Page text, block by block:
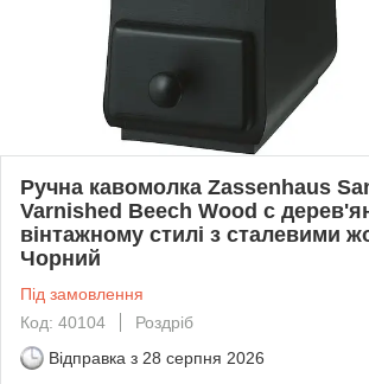
Ручна кавомолка Zassenhaus
Varnished Beech Wood c
вінтажному стилі з сталевими
Чорний
Під замовлення
Код: 40104
Роздріб
Відправка з 28 серпня 2026